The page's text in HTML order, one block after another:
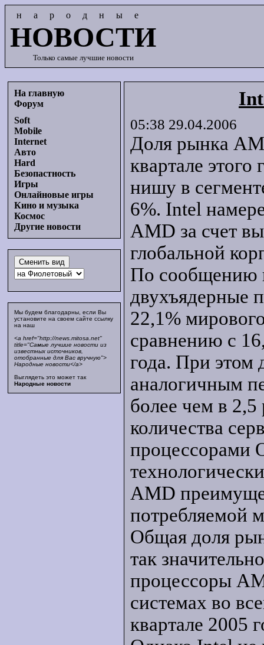
народные
НОВОСТИ
Только самые лучшие новости
На главную
Форум
Soft
Mobile
Internet
Авто
Hard
Безопастность
Игры
Онлайновые игры
Кино и музыка
Космос
Другие новости
Мы будем благодарны, если Вы
установите на своем сайте ссылку
на наш
<a href="http://news.mitosa.net"
title="Самые лучшие новости из
известных источников,
отобранные для Вас вручную">
Народные новости</a>
Выглядеть это может так
Народные новости
05:38 29.04.2006
Доля рынка
квартале
нишу в
6%. Intel
AMD за счет
глобальной
По сообщению
двухъядерные
22,1%
сравнению с
года. При этом
аналогичным
более чем в
количества
процессорами
AMD
потребляемой
Общая доля
так
процессоры
системах во
квартале 2005